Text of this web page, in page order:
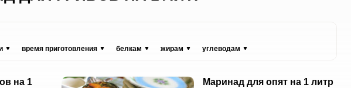
время приготовления белкам жирам углеводам
на 1
Маринад для опят на 1 литр